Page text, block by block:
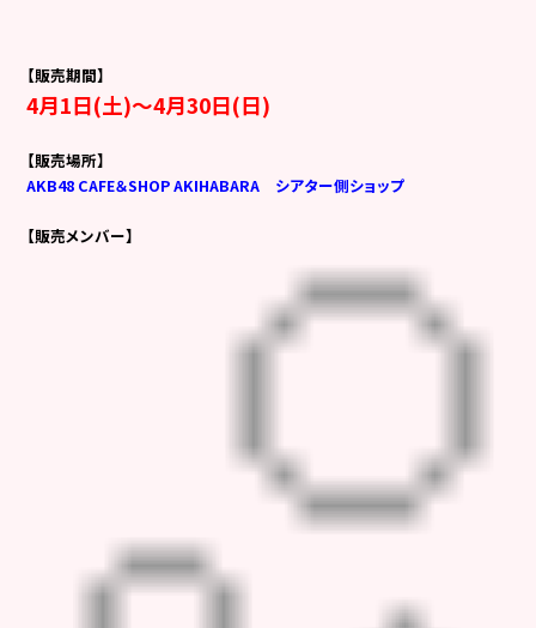
【販売期間】
4月1日(土)～4月30日(日)
【販売場所】
AKB48 CAFE＆SHOP AKIHABARA シアター側ショップ
【販売メンバー】